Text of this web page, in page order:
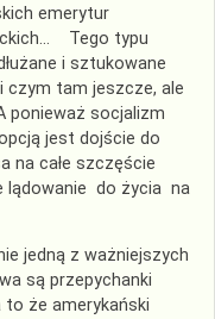
emerytur
Tego typu
i sztukowane
tam jeszcze, ale
ponieważ socjalizm
jest dojście do
na całe szczęście
lądowanie do życia na
jedną z ważniejszych
są przepychanki
to że amerykański